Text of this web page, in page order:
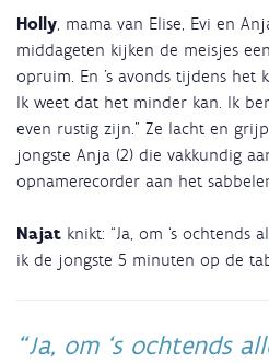
Holly , mama van Elise, Evi en
middageten kijken de meisjes
opruim. En ’s avonds tijdens het
Ik weet dat het minder kan. Ik
even rustig zijn.” Ze lacht en
jongste Anja (2) die vakkundig
opnamerecorder aan het
Najat knikt: “Ja, om ‘s ochtends
ik de jongste 5 minuten op de
Ja, om ‘s ochtends